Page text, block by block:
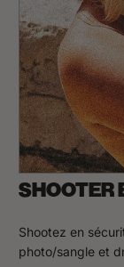
SHOOTER
Shootez en
photo/sangle et